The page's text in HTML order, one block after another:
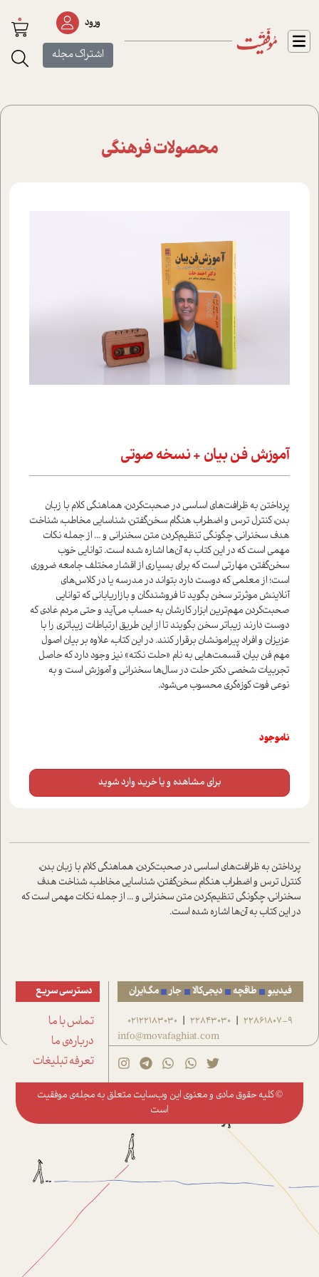
ورود
اشتراک مجله
0
محصولات فرهنگی
آموزش فن بیان + نسخه صوتی
پرداختن به ظرافت‌های اساسی در صحبت‌کردن، هماهنگی کلام با زبان
بدن، کنترل ترس و اضطراب هنگام سخن‌گفتن، شناسایی مخاطب، شناخت
هدف سخنرانی، چگونگی تنظیم‌کردن متن سخنرانی و ... از جمله نکات
مهمی است که در این کتاب به آن‌ها اشاره شده است. توانایی خوب
سخن‌گفتن، مهارتی است که برای بسیاری از اقشار مختلف جامعه ضروری
است؛ از معلمی که دوست دارد بتواند در مدرسه یا در کلاس‌های
آنلاینش موثرتر سخن بگوید تا فروشندگان و بازاریابانی که توانایی
صحبت‌کردن مهم‌ترین ابزار کارشان به حساب می‌آید و حتی مردم عادی که
دوست دارند زیباتر سخن بگویند تا از این طریق ارتباطات زیباتری را با
عزیزان و افراد پیرامونشان برقرار کنند. در این کتاب، علاوه بر بیان اصول
مهم فن بیان، قسمت‌هایی به نام «حلت نکته» نیز وجود دارد که حاصل
تجربیات شخصی دکتر حلت در سال‌ها سخنرانی و آموزش است و به
نوعی فوت کوزه‌گری محسوب می‌شود.
ناموجود
برای مشاهده و یا خرید وارد شوید
پرداختن به ظرافت‌های اساسی در صحبت‌کردن، هماهنگی کلام با زبان بدن،
کنترل ترس و اضطراب هنگام سخن‌گفتن، شناسایی مخاطب، شناخت هدف
سخنرانی، چگونگی تنظیم‌کردن متن سخنرانی و ... از جمله نکات مهمی است که
در این کتاب به آن‌ها اشاره شده است.
فیدیبو طاقچه دیجی‌کالا جار مگ‌ایران
22861807-9
|
22843030
|
02122183030
info@movafaghiat.com
دسترسی سریع
تماس با ما
درباره‌ی ما
تعرفه تبلیغات
© کلیه حقوق مادی و معنوی این وب‌سایت متعلق به مجله‌ی موفقیت
است